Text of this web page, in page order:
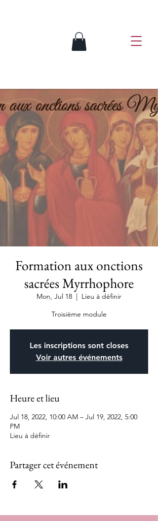
Formation aux onctions
sacrées Myrrhophore
Mon, Jul 18
  |
Lieu à définir
Troisième module
Les inscriptions sont closes
Voir autres événements
Heure et lieu
Jul 18, 2022, 10:00 AM – Jul 19, 2022, 5:00
PM
Lieu à définir
Partager cet événement